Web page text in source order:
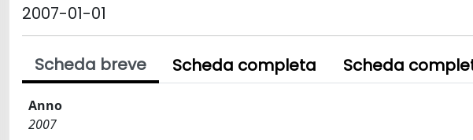
2007-01-01
Scheda breve Scheda completa Scheda
Anno
2007